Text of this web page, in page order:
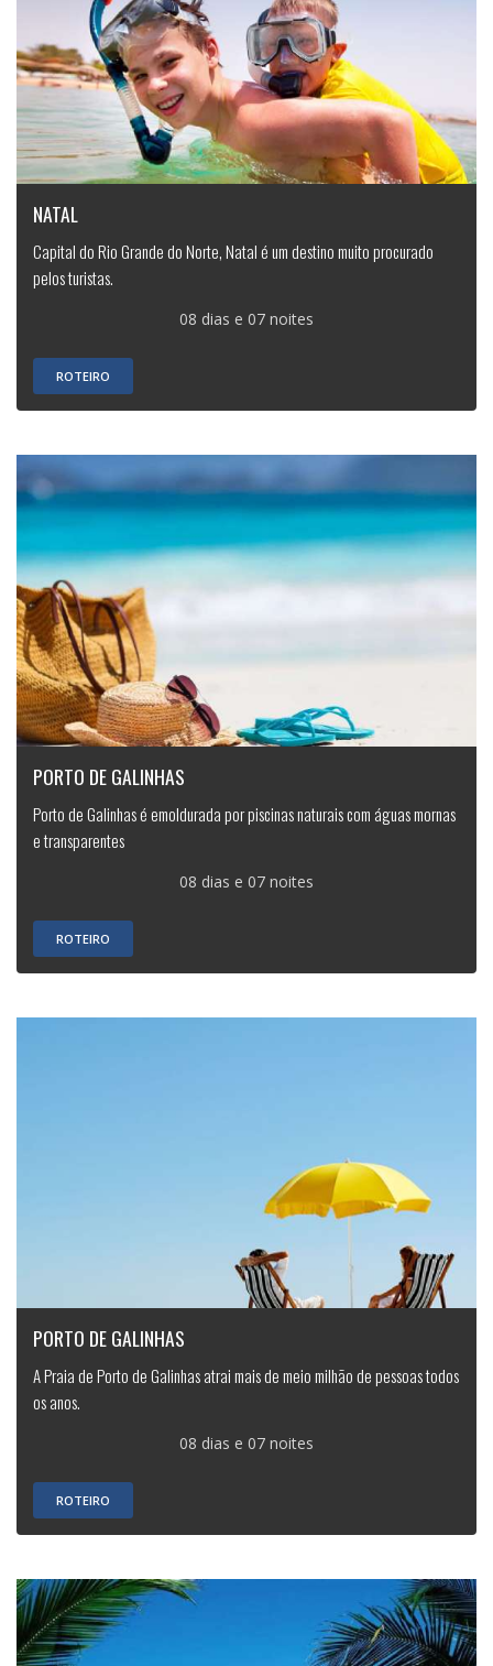
NATAL
Capital do Rio Grande do Norte, Natal é um destino muito procurado
pelos turistas.
08 dias e 07 noites
ROTEIRO
PORTO DE GALINHAS
Porto de Galinhas é emoldurada por piscinas naturais com águas mornas
e transparentes
08 dias e 07 noites
ROTEIRO
PORTO DE GALINHAS
A Praia de Porto de Galinhas atrai mais de meio milhão de pessoas todos
os anos.
08 dias e 07 noites
ROTEIRO